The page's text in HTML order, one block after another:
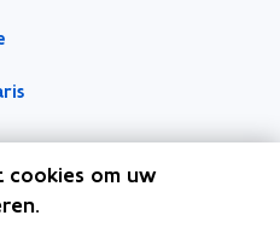
cookies om uw